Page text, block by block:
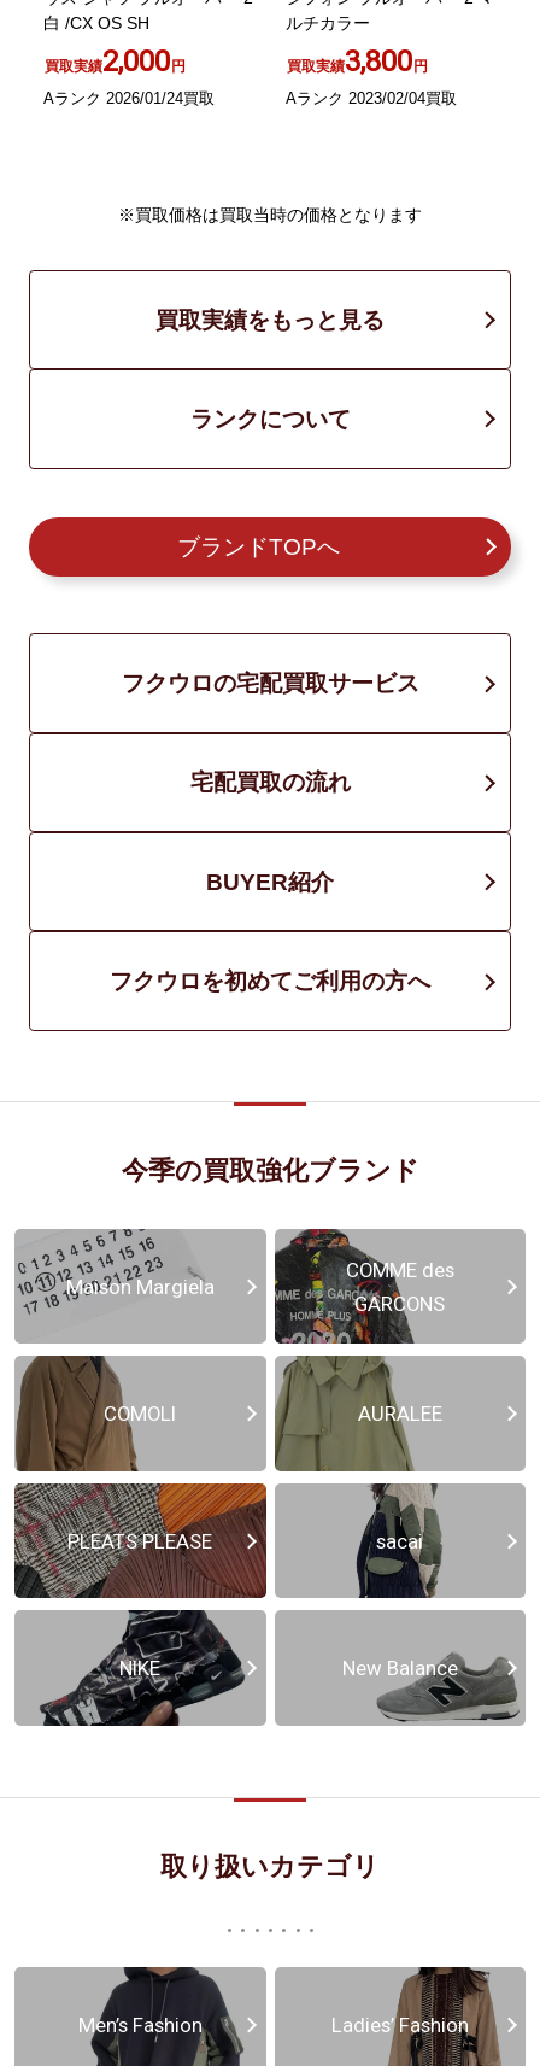
白 /CX OS SH
買取実績2,000円
Aランク 2026/01/24買取
ルチカラー
買取実績3,800円
Aランク 2023/02/04買取
※買取価格は買取当時の価格となります
買取実績をもっと見る
ランクについて
ブランドTOPへ
フクウロの宅配買取サービス
宅配買取の流れ
BUYER紹介
フクウロを初めてご利用の方へ
今季の買取強化ブランド
Maison Margiela
COMME des
GARCONS
COMOLI AURALEE
PLEATS PLEASE sacai
NIKE New Balance
取り扱いカテゴリ
Men’s Fashion Ladies’ Fashion